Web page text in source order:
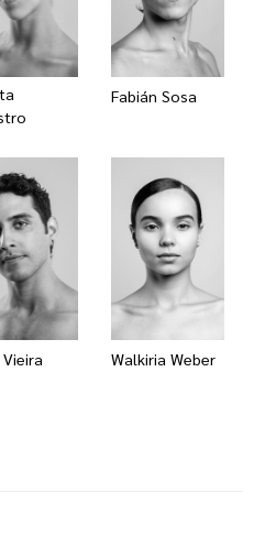
Fabián Sosa
Walkiria Weber